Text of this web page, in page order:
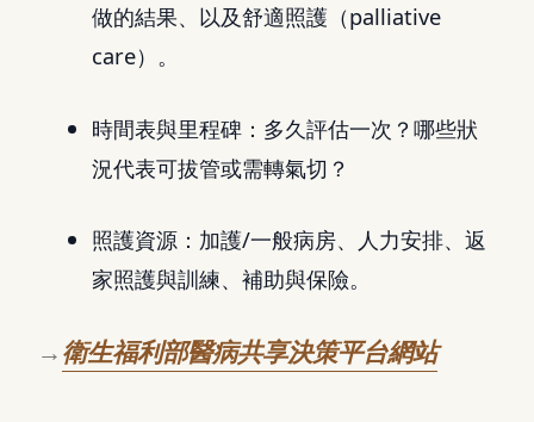
做的結果、以及舒適照護（palliative
care）。
時間表與里程碑：多久評估一次？哪些狀
況代表可拔管或需轉氣切？
照護資源：加護/一般病房、人力安排、返
家照護與訓練、補助與保險。
→衛生福利部醫病共享決策平台網站